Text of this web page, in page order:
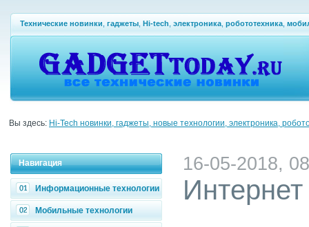
Технические новинки гаджеты Hi-tech электроника робототехника
Вы здесь: Hi-Tech новинки, гаджеты, новые технологии, электроника,
Навигация
Информационные технологии
Мобильные технологии
16-05-2018,
Интернет